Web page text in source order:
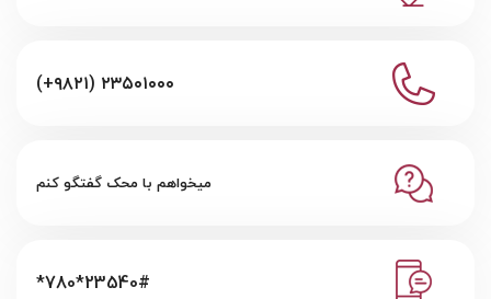
(+۹۸۲۱) ۲۳۵۰۱۰۰۰
میخواهم با محک گفتگو کنم
*780*23540#